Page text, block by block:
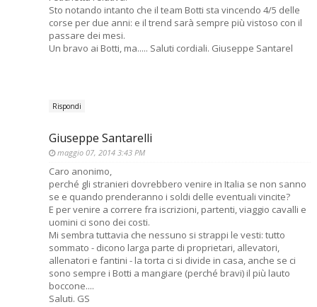
Sto notando intanto che il team Botti sta vincendo 4/5 delle
corse per due anni: e il trend sarà sempre più vistoso con il
passare dei mesi.
Un bravo ai Botti, ma..... Saluti cordiali. Giuseppe Santarel
Rispondi
Giuseppe Santarelli
maggio 07, 2014 3:43 PM
Caro anonimo,
perché gli stranieri dovrebbero venire in Italia se non sanno
se e quando prenderanno i soldi delle eventuali vincite?
E per venire a correre fra iscrizioni, partenti, viaggio cavalli e
uomini ci sono dei costi.
Mi sembra tuttavia che nessuno si strappi le vesti: tutto
sommato - dicono larga parte di proprietari, allevatori,
allenatori e fantini - la torta ci si divide in casa, anche se ci
sono sempre i Botti a mangiare (perché bravi) il più lauto
boccone....
Saluti. GS